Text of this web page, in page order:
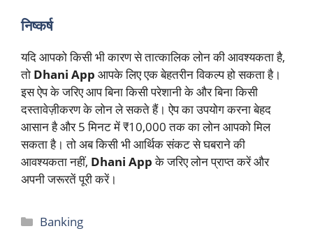
निष्कर्ष
यदि आपको किसी भी कारण से तात्कालिक लोन की आवश्यकता है,
तो Dhani App आपके लिए एक बेहतरीन विकल्प हो सकता है।
इस ऐप के जरिए आप बिना किसी परेशानी के और बिना किसी
दस्तावेज़ीकरण के लोन ले सकते हैं। ऐप का उपयोग करना बेहद
आसान है और 5 मिनट में ₹10,000 तक का लोन आपको मिल
सकता है। तो अब किसी भी आर्थिक संकट से घबराने की
आवश्यकता नहीं, Dhani Appके जरिए लोन प्राप्त करें और
अपनी जरूरतें पूरी करें।
Categories
Banking